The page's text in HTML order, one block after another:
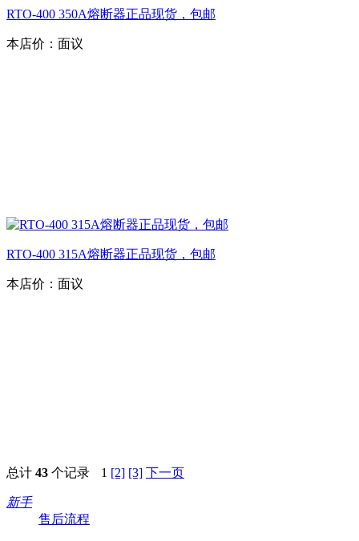
RTO-400 350A熔断器正品现货，包邮
本店价： 面议
RTO-400 315A熔断器正品现货，包邮
本店价： 面议
总计 43 个记录 1 [2] [3] 下一页
新手
售后流程